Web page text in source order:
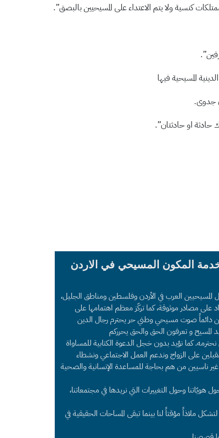
كنسية ولا يتم الاعتداء على المسيحيين بالبصق”.
جدوى.
المكون المسيحي في الاردن
العرب في الأردن وفلسطين ومناطق الجليل،
على مصادر موثوقة، كما تركّز معظم اهتمامها على
نحن دائماً صوت مسيحي وطني حر يحترم رجال الدين
المسيح و تعرفون الحق والحق يحرركم
نحترمه. كما نؤيد بدون خجل الدعوة الكتابية للمساواة
على الزواج وندعم العمل الاجتماعي ونشطاء
ناسيين من هم بحاجة للمساعدة الإنسانية والصحية
وحول التغييرات التي نريدها في مجتمعاتنا،
ملاذاً مؤقتاً لنا بينما تبقى المساحات الحقيقية في